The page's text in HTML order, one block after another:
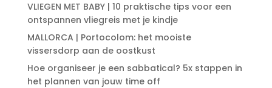
VLIEGEN MET BABY | 10 praktische tips voor een
ontspannen vliegreis met je kindje
MALLORCA | Portocolom: het mooiste
vissersdorp aan de oostkust
Hoe organiseer je een sabbatical? 5x stappen in
het plannen van jouw time off